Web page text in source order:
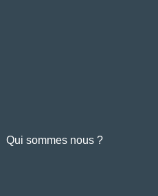
Qui sommes nous ?